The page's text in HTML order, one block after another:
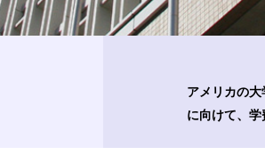
アメリカの
に向けて、